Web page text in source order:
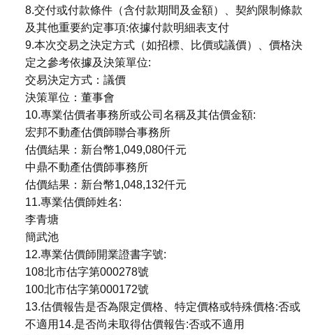
8.交付或付款條件（含付款期間及金額）、契約限制條款
及其他重要約定事項:依據付款明細表支付
9.本次交易之決定方式（如招標、比價或議價）、價格決
定之參考依據及決策單位:
交易決定方式：議價
決策單位：董事會
10.專業估價者事務所或公司名稱及其估價金額:
宏邦不動產估價師聯合事務所
估價結果：新台幣1,049,080仟元
中鼎不動產估價師事務所
估價結果：新台幣1,048,132仟元
11.專業估價師姓名:
李青塘
簡武池
12.專業估價師開業證書字號:
108北市估字第000278號
100北市估字第000172號
13.估價報告是否為限定價格、特定價格或特殊價格:否或
不適用14.是否尚未取得估價報告:否或不適用